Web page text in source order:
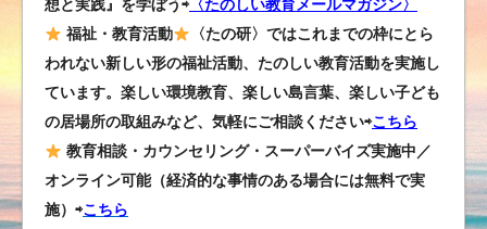
想と実践』を学ぼう⇨ 〈たのしい教育メールマガジン〉
福祉・教育活動
〈たの研〉ではこれまでの枠にとら
われない新しい形の福祉活動、たのしい教育活動を実施し
ています。楽しい環境教育、楽しい島言葉、楽しい子ども
の居場所の取組みなど、気軽にご相談ください⇨こちら
教育相談・カウンセリング・スーパーバイズ実施中／
オンライン可能（経済的な事情のある場合には無料で実
施）⇨こちら